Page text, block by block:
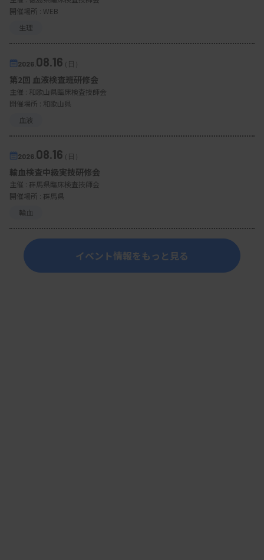
開催場所 : WEB
生理
2026. 08.16（日）
第2回 血液検査班研修会
主催 : 和歌山県臨床検査技師会
開催場所 : 和歌山県
血液
2026. 08.16（日）
輸血検査中級実技研修会
主催 : 群馬県臨床検査技師会
開催場所 : 群馬県
輸血
イベント情報をもっと見る